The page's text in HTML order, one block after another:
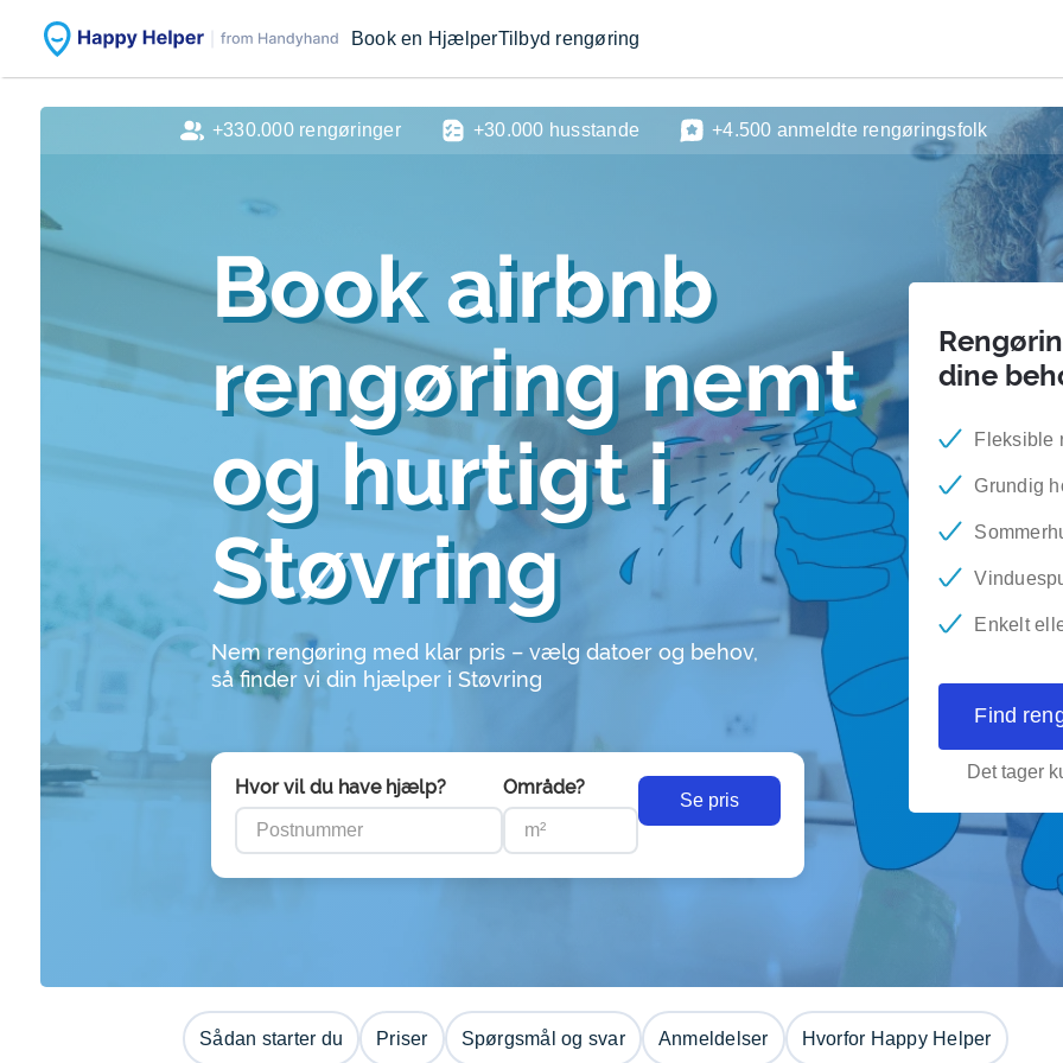
Book en HjælperTilbyd rengøring
Book airbnb
rengøring nemt
og hurtigt i
Støvring
Nem rengøring med klar pris – vælg datoer og behov,
så finder vi din hjælper i Støvring
Hvor vil du have hjælp? Område?
Se pris
dine
Fleksible
Grundig
Enkelt
Find
Det tager
+330.000 rengøringer +30.000 husstande +4.500 anmeldte rengøringsfolk
Sådan starter du Priser Spørgsmål og svar Anmeldelser Hvorfor Happy Helper